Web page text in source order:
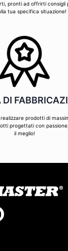
pronti ad offrirti consigli
tua specifica situazione!
DI
prodotti di
progettati con
il meglio!